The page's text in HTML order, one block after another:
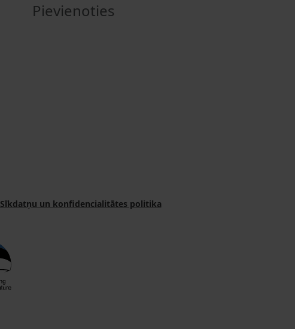
Pievienoties
Sīkdatņu un konfidencialitātes politika